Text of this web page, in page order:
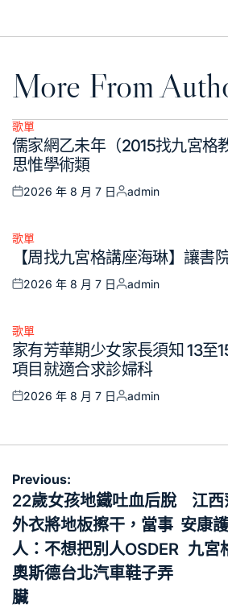
More From
Posted
in
歌單
儒家網乙未年（2015找九宮
思惟學術類
Posted
2026 年 8 月 7 日
Posted
admin
Posted
歌單
【周找九宮格講座海琳】讓書
Posted
2026 年 8 月 7 日
Posted
admin
Posted
in
歌單
家有芳華期少女家長須知 13至
項目就適合求診婦科
Posted
2026 年 8 月 7 日
Posted
admin
文
章
導
覽
Previous:
22歲女孩地鐵吐血后脫
外衣將地板擦干，當事
人：不想把別人OSDER
奧斯德台北汽車鞋子弄
臟
江西
安康
九宮